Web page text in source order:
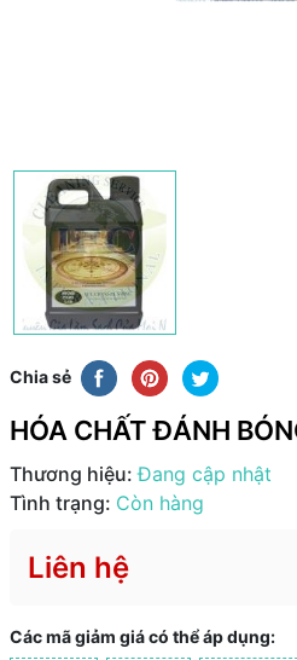
Chia sẻ
HÓA CHẤT ĐÁNH
Thương hiệu: Đang cập nhật
Tình trạng: Còn hàng
Liên hệ
Các mã giảm giá có thể áp dụng: